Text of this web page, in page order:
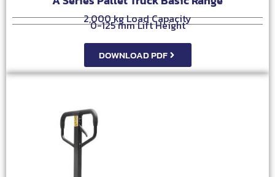
2,000 kg Load Capacity
0-125 mm Lift Height
DOWNLOAD PDF